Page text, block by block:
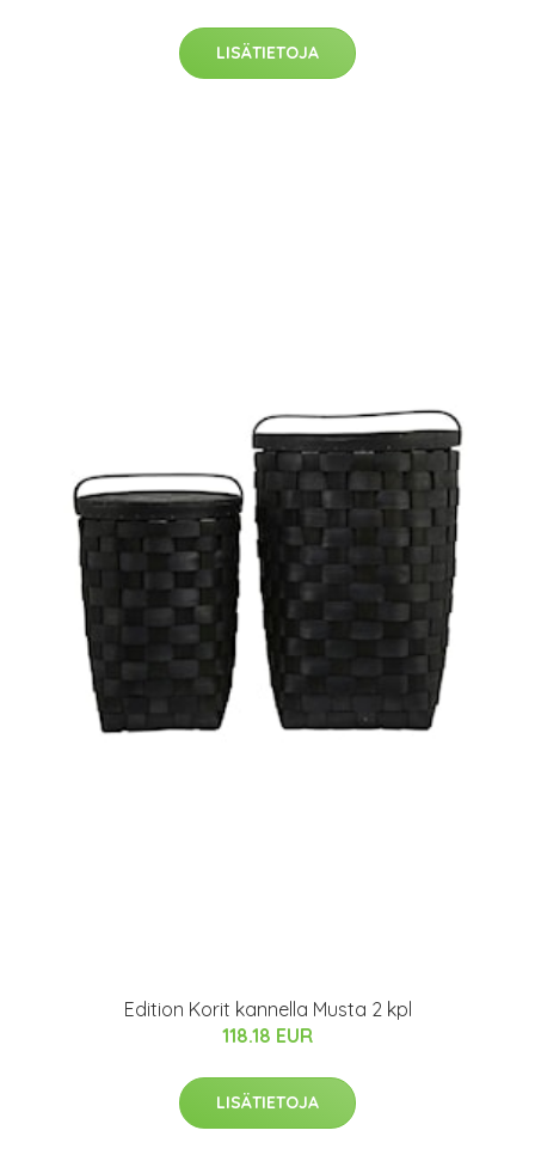
LISÄTIETOJA
Edition Korit kannella Musta 2 kpl
118.18 EUR
LISÄTIETOJA